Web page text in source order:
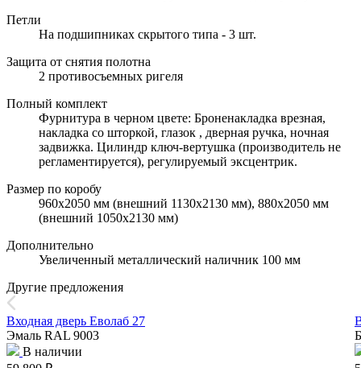
Петли
На подшипниках скрытого типа - 3 шт.
Защита от снятия полотна
2 противосъемных ригеля
Полный комплект
Фурнитура в черном цвете: Броненакладка врезная,
накладка со шторкой, глазок , дверная ручка, ночная
задвижка. Цилиндр ключ-вертушка (производитель не
регламентируется), регулируемый эксцентрик.
Размер по коробу
960х2050 мм (внешний 1130х2130 мм), 880х2050 мм
(внешний 1050х2130 мм)
Дополнительно
Увеличенный металлический наличник 100 мм
Другие предложения
Входная дверь Еволаб 27
Эмаль RAL 9003
В наличии